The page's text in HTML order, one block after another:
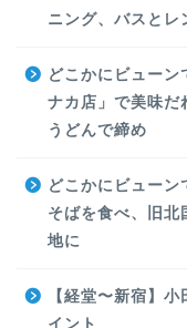
ニング、バスとレ
どこかにビュー
ナカ店」で美味だ
うどんで締め
どこかにビュー
そばを食べ、旧北
地に
【経堂〜新宿】
イント